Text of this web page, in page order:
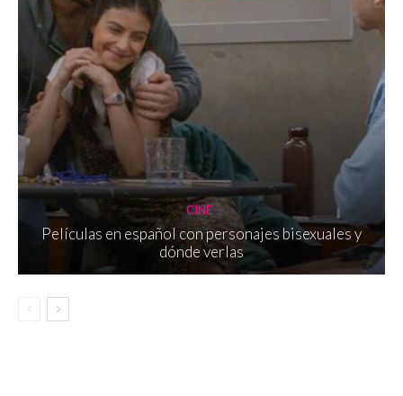
CINE
Películas en español con personajes bisexuales y
dónde verlas